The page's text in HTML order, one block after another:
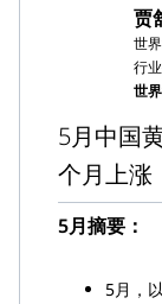
尽管6
旧净
相当
元人民
中国
连续第
金储备
贾
世
行
世
5月中国
个月上涨
5月摘要：
5月，